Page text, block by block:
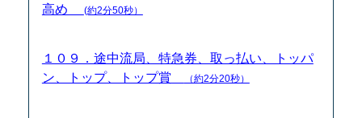
高め
(約2分50秒）
１０９．途中流局、特急券、取っ払い、トッパ
ン、トップ、トップ賞
（約2分20秒）